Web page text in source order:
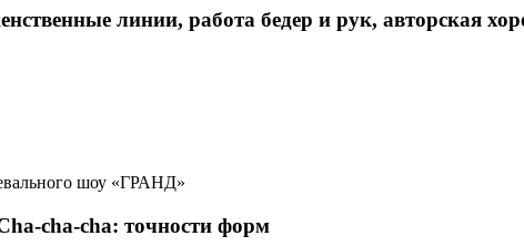
линии, работа бедер и рук, авторская
шоу «ГРАНД»
cha-cha: точности форм